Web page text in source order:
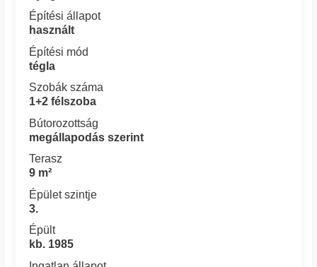
Építési állapot
használt
Építési mód
tégla
Szobák száma
1+2 félszoba
Bútorozottság
megállapodás szerint
Terasz
9 m²
Épület szintje
3.
Épült
kb. 1985